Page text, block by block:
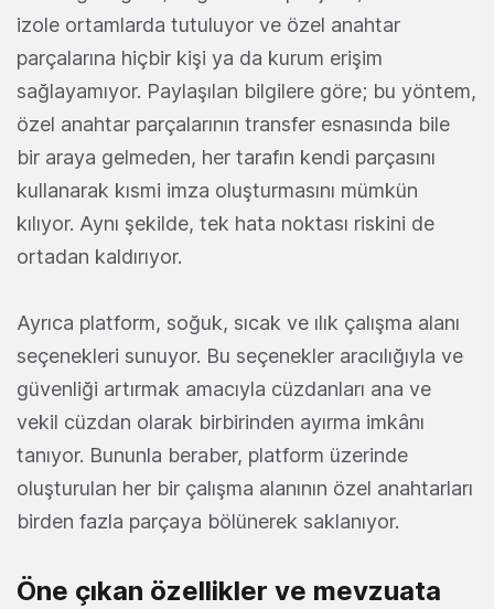
izole ortamlarda tutuluyor ve özel anahtar
parçalarına hiçbir kişi ya da kurum erişim
sağlayamıyor. Paylaşılan bilgilere göre; bu yöntem,
özel anahtar parçalarının transfer esnasında bile
bir araya gelmeden, her tarafın kendi parçasını
kullanarak kısmi imza oluşturmasını mümkün
kılıyor. Aynı şekilde, tek hata noktası riskini de
ortadan kaldırıyor.
Ayrıca platform, soğuk, sıcak ve ılık çalışma alanı
seçenekleri sunuyor. Bu seçenekler aracılığıyla ve
güvenliği artırmak amacıyla cüzdanları ana ve
vekil cüzdan olarak birbirinden ayırma imkânı
tanıyor. Bununla beraber, platform üzerinde
oluşturulan her bir çalışma alanının özel anahtarları
birden fazla parçaya bölünerek saklanıyor.
Öne çıkan özellikler ve mevzuata